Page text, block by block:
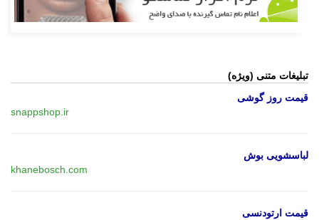
تبلیغات متنی (ویژه)
قیمت روز گوشی
snappshop.ir
لباسشویی بوش
khanebosch.com
قیمت ارتودنسی